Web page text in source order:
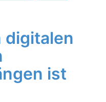
digitalen
ist